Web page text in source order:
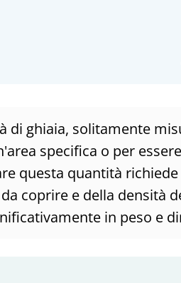
di ghiaia, solitamente
specifica o per
questa quantità richiede
coprire e della densità
in peso e